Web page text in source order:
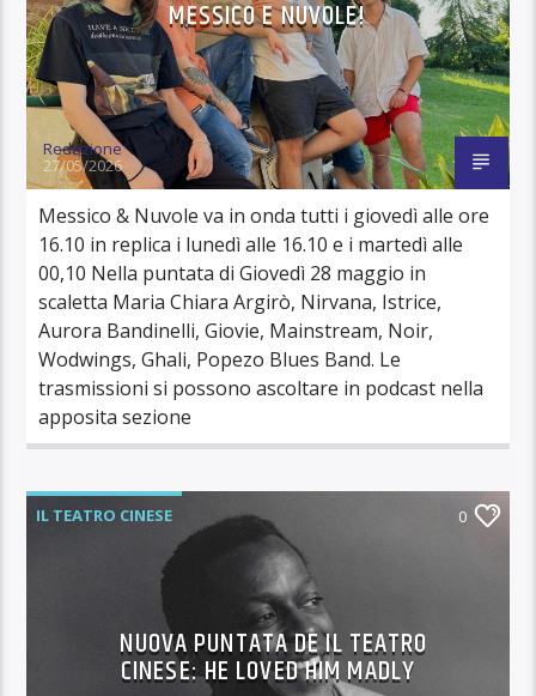
MESSICO E NUVOLE!
Redazione
27/05/2026
Messico & Nuvole va in onda tutti i giovedì alle ore
16.10 in replica i lunedì alle 16.10 e i martedì alle
00,10 Nella puntata di Giovedì 28 maggio in
scaletta Maria Chiara Argirò, Nirvana, Istrice,
Aurora Bandinelli, Giovie, Mainstream, Noir,
Wodwings, Ghali, Popezo Blues Band. Le
trasmissioni si possono ascoltare in podcast nella
apposita sezione
IL TEATRO CINESE 0
NUOVA PUNTATA DE IL TEATRO
CINESE: HE LOVED HIM MADLY